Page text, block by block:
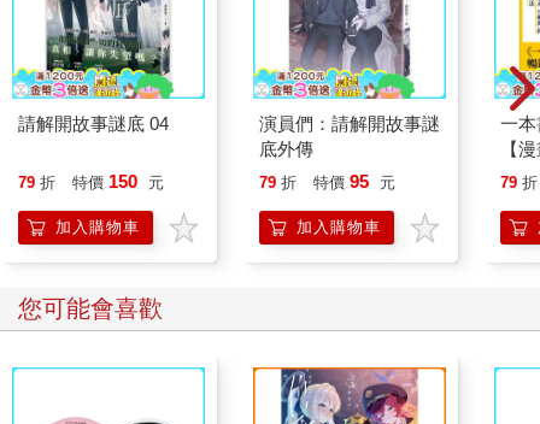
明顯的言下之意，便是他們有權利以我為榮，但沒有理由，我當
時肯定還多少有點在乎吧，因為他的話激怒了我，然而，到了現
在，我其實還滿欣賞比爾跟他所說的話，雖然我已經四年沒和他
見面了。
研討會是在五月花號飯店舉辦，但由於我不喜歡會議，也對與會
人士不怎麼感興趣，我於是另外訂了一間附早餐的小旅館，在杜
邦圓環附近，叫作塔巴德旅店。對我來說，這地方最吸引人的特
大廳的電話打去我姐的診所。
「哦，你到了啊。」麗莎表示。
多，只是回答，「對。」
「你打給媽了沒？」
「沒，我想說她這時候應該在睡午覺吧。」
麗莎哼了一聲，聽起來像是同意，「那，我該去接你嗎？然後我
們可以繞過去接老太太去吃晚餐？」
請解開故事謎底 04
79 折 特價 150 元
加入購物車
演員們：請解開故事謎
底外傳
79 折 特價 95 元
加入購物車
一
【
行
「
學方
79 折
您可能會喜歡